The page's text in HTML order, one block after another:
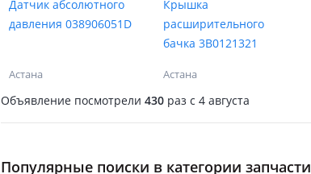
Датчик абсолютного
давления 038906051D
Астана
Крышка
расширительного
бачка 3B0121321
Астана
Объявление посмотрели 430 раз c 4 августа
Популярные поиски в категории запчасти